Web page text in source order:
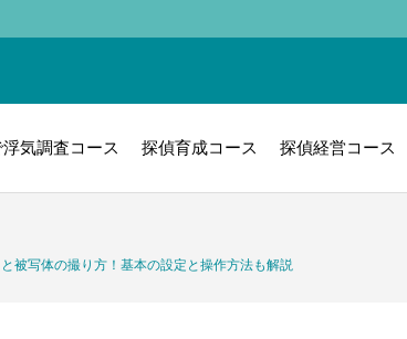
浮気調査コース 探偵育成コース 探偵経営コース
被写体の撮り方！基本の設定と操作方法も解説